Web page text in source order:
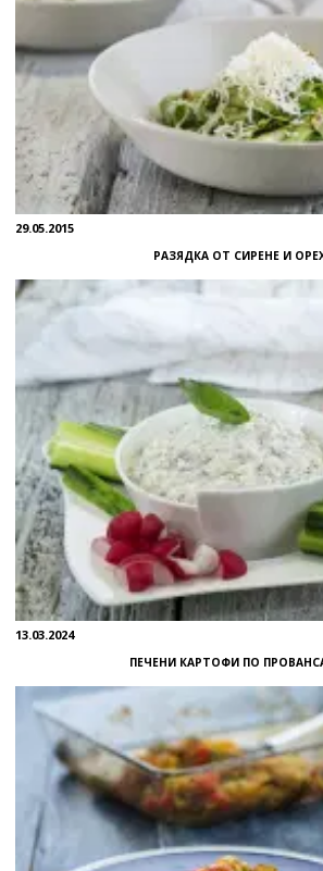
29.05.2015
РАЗЯДКА ОТ СИРЕНЕ И
13.03.2024
ПЕЧЕНИ КАРТОФИ ПО